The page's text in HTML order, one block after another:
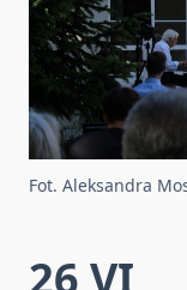
Fot. Aleksandra